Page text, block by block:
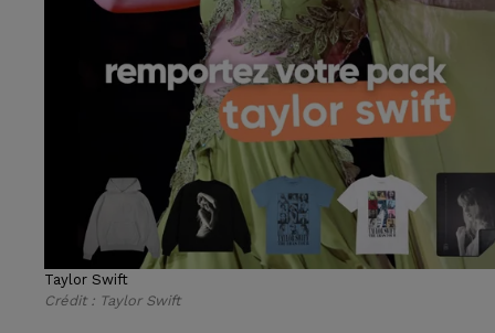
Taylor Swift
Crédit : Taylor Swift